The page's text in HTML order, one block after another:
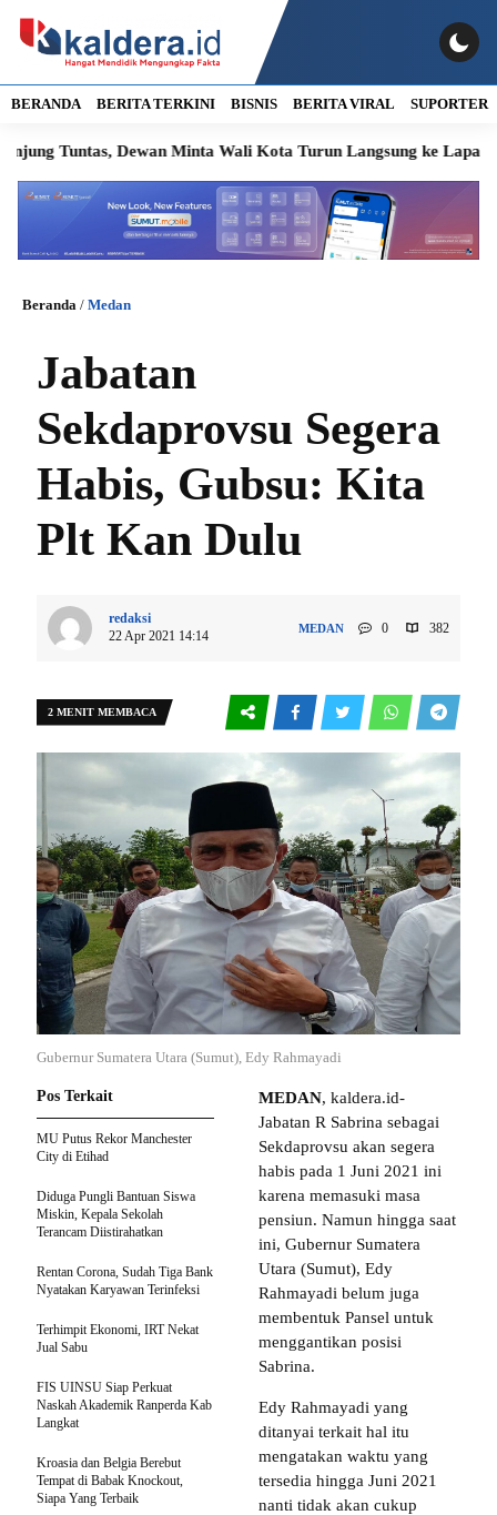
BERANDA BERITA TERKINI BISNIS BERITA VIRAL SUPORTER
Tuntas, Dewan Minta Wali Kota Turun Langsung ke Lapangan
Beranda / Medan
Jabatan
Sekdaprovsu Segera
Habis, Gubsu: Kita
Plt Kan Dulu
redaksi
22 Apr 2021 14:14
MEDAN 0 382
2 MENIT MEMBACA
Gubernur Sumatera Utara (Sumut), Edy Rahmayadi
MEDAN, kaldera.id-
Jabatan R Sabrina sebagai
Sekdaprovsu akan segera
habis pada 1 Juni 2021 ini
karena memasuki masa
pensiun. Namun hingga saat
ini, Gubernur Sumatera
Utara (Sumut), Edy
Rahmayadi belum juga
membentuk Pansel untuk
menggantikan posisi
Sabrina.
Edy Rahmayadi yang
ditanyai terkait hal itu
mengatakan waktu yang
tersedia hingga Juni 2021
nanti tidak akan cukup
Pos Terkait
MU Putus Rekor Manchester
City di Etihad
Diduga Pungli Bantuan Siswa
Miskin, Kepala Sekolah
Terancam Diistirahatkan
Rentan Corona, Sudah Tiga Bank
Nyatakan Karyawan Terinfeksi
Terhimpit Ekonomi, IRT Nekat
Jual Sabu
FIS UINSU Siap Perkuat
Naskah Akademik Ranperda Kab
Langkat
Kroasia dan Belgia Berebut
Tempat di Babak Knockout,
Siapa Yang Terbaik